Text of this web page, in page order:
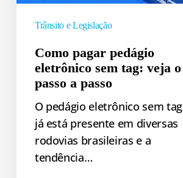
Trânsito e Legislação
Como pagar pedágio
eletrônico sem tag: veja o
passo a passo
O pedágio eletrônico sem tag
já está presente em diversas
rodovias brasileiras e a
tendência…